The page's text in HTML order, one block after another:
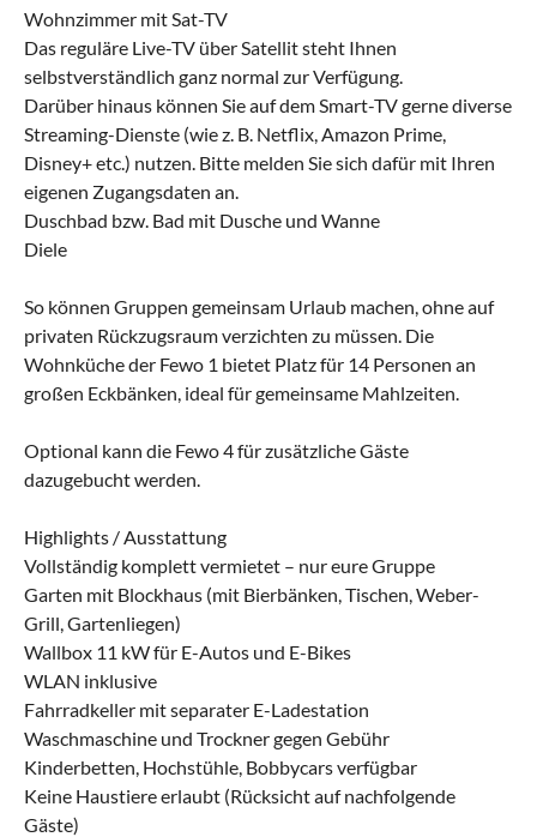
Wohnzimmer mit Sat-TV
Das reguläre Live-TV über Satellit steht Ihnen
selbstverständlich ganz normal zur Verfügung.
​Darüber hinaus können Sie auf dem Smart-TV gerne diverse
Streaming-Dienste (wie z. B. Netflix, Amazon Prime,
Disney+ etc.) nutzen. Bitte melden Sie sich dafür mit Ihren
eigenen Zugangsdaten an.
Duschbad bzw. Bad mit Dusche und Wanne
Diele
So können Gruppen gemeinsam Urlaub machen, ohne auf
privaten Rückzugsraum verzichten zu müssen. Die
Wohnküche der Fewo 1 bietet Platz für 14 Personen an
großen Eckbänken, ideal für gemeinsame Mahlzeiten.
Optional kann die Fewo 4 für zusätzliche Gäste
dazugebucht werden.
Highlights / Ausstattung
Vollständig komplett vermietet – nur eure Gruppe
Garten mit Blockhaus (mit Bierbänken, Tischen, Weber-
Grill, Gartenliegen)
Wallbox 11 kW für E-Autos und E-Bikes
WLAN inklusive
Fahrradkeller mit separater E-Ladestation
Waschmaschine und Trockner gegen Gebühr
Kinderbetten, Hochstühle, Bobbycars verfügbar
Keine Haustiere erlaubt (Rücksicht auf nachfolgende
Gäste)